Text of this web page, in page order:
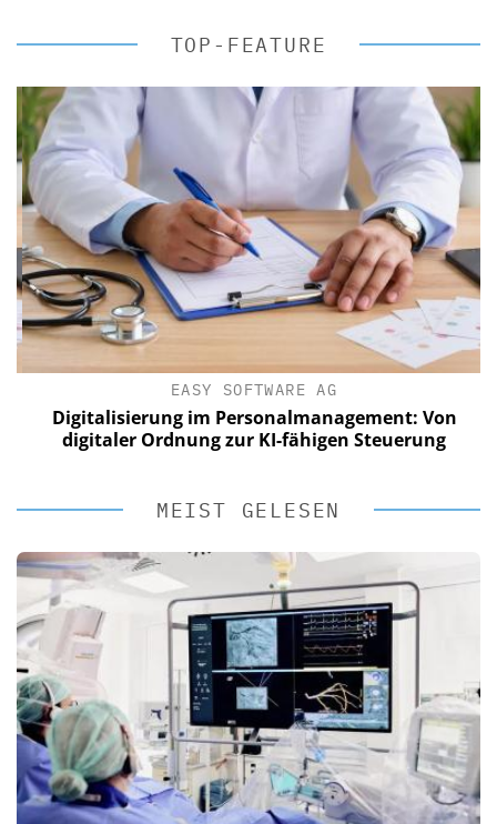
TOP-FEATURE
EASY SOFTWARE AG
Digitalisierung im Personalmanagement: Von
digitaler Ordnung zur KI-fähigen Steuerung
MEIST GELESEN